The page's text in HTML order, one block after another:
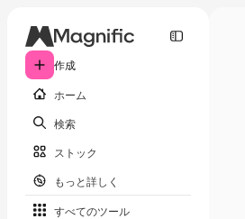
作成
ホーム
検索
ストック
もっと詳しく
すべてのツール